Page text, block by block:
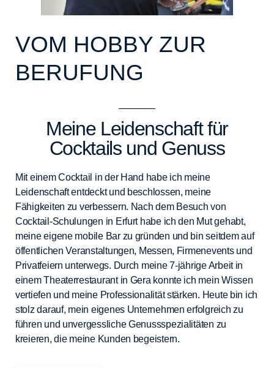
VOM HOBBY ZUR
BERUFUNG
Meine Leidenschaft für
Cocktails und Genuss
Mit einem Cocktail in der Hand habe ich meine
Leidenschaft entdeckt und beschlossen, meine
Fähigkeiten zu verbessern. Nach dem Besuch von
Cocktail-Schulungen in Erfurt habe ich den Mut gehabt,
meine eigene mobile Bar zu gründen und bin seitdem auf
öffentlichen Veranstaltungen, Messen, Firmenevents und
Privatfeiern unterwegs. Durch meine 7-jährige Arbeit in
einem Theaterrestaurant in Gera konnte ich mein Wissen
vertiefen und meine Professionalität stärken. Heute bin ich
stolz darauf, mein eigenes Unternehmen erfolgreich zu
führen und unvergessliche Genussspezialitäten zu
kreieren, die meine Kunden begeistern.